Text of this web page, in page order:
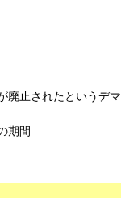
廃止されたというデマ
期間